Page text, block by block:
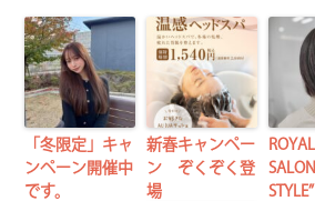
「冬限定」キャ
ンペーン開催中
です。
新春キャンペー
ン ぞくぞく登
場
STYLE”